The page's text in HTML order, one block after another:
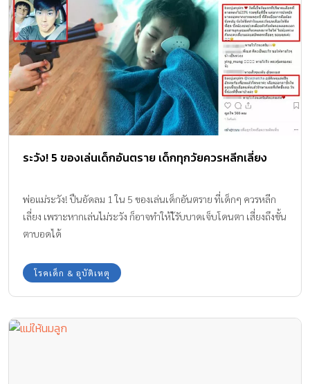
ระวัง! 5 ของเล่นเด็กอันตราย เด็กทุกวัยควรหลีกเลี่ยง
พ่อแม่ระวัง! ปืนอัดลม 1 ใน 5 ของเล่นเด็กอันตราย ที่เด็กๆ ควรหลีก
เลี่ยง เพราะหากเล่นไม่ระวัง ก็อาจทำให้ไ้รับบาดเจ็บโดนตา เสี่ยงถึงขั้น
ตาบอดได้
โรคเด็ก & อุบัติเหตุ